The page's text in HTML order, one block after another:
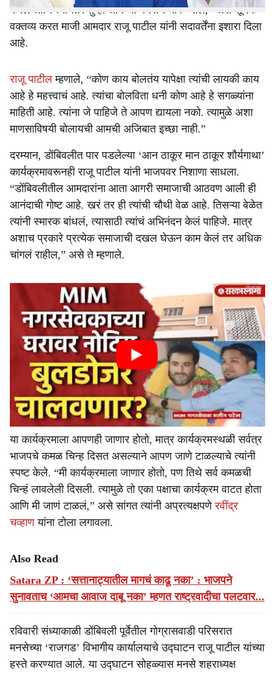
करेल आणि त्यानंतर तुम्ही आमच्या मनसेचं नाव घ्याल,” असे सूचक
वक्तव्य करत माजी आमदार राजू पाटील यांनी सदावर्तेंना इशारा दिला
आहे.
राजू पाटील म्हणाले, “कोण काय बोलतंय यापेक्षा त्यांची लायकी काय
आहे हे महत्त्वाचं आहे. त्यांचा बोलविता धनी कोण आहे हे सगळ्यांना
माहिती आहे. त्यांना जे पाहिजे ते आपण द्यायला नको. त्यामुळे अशा
माणसाविषयी बोलायची आमची अजिबात इच्छा नाही.”
दरम्यान, डोंबिवलीत पार पडलेल्या ‘आन ठाकूर मान ठाकूर शौर्यगाथा’
कार्यक्रमावरूनही राजू पाटील यांनी भाजपवर निशाणा साधला.
“डोंबिवलीतील आमदारांना आता आगरी समाजाची आठवण आली ही
आनंदाची गोष्ट आहे. खरं तर ही त्यांची चौथी वेळ आहे. तिसऱ्या वेळेत
त्यांनी स्मारक बांधलं, त्यासाठी त्यांचं अभिनंदन केलं पाहिजे. मात्र
अशाच प्रकारे प्रत्येक समाजाची दखल घेऊन काम केलं तर अधिक
चांगलं राहील,” असे ते म्हणाले.
या कार्यक्रमाला आपणही जाणार होतो, मात्र कार्यक्रमस्थळी सर्वत्र
भाजपचे कमळ चिन्ह दिसत असल्याने आपण जाणे टाळल्याचे त्यांनी
स्पष्ट केले. “मी कार्यक्रमाला जाणार होतो, पण तिथे सर्व कमळची
चिन्हं लावलेली दिसली. त्यामुळे तो एका पक्षाचा कार्यक्रम वाटत होता
आणि मी जाणं टाळलं,” असे सांगत त्यांनी अप्रत्यक्षपणेरवींद्र
चव्हाणयांना टोला लगावला.
Also Read
Satara ZP : ‘सत्तानाट्यातील मागचं काढू नका’ : भाजपने
सुनावताच ‘आमचा आवाज दाबू नका’ म्हणत राष्ट्रवादीचा पलटवार...
रविवारी संध्याकाळी डोंबिवली पूर्वेतील गोग्रासवाडी परिसरात
मनसेच्या ‘राजगड’ विभागीय कार्यालयाचे उद्घाटन राजू पाटील यांच्या
हस्ते करण्यात आले. या उद्घाटन सोहळ्यास मनसे शहराध्यक्ष